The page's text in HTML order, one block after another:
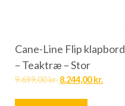
Cane-Line Flip klapbord
– Teaktræ – Stor
9.699,00kr. 8.244,00kr.